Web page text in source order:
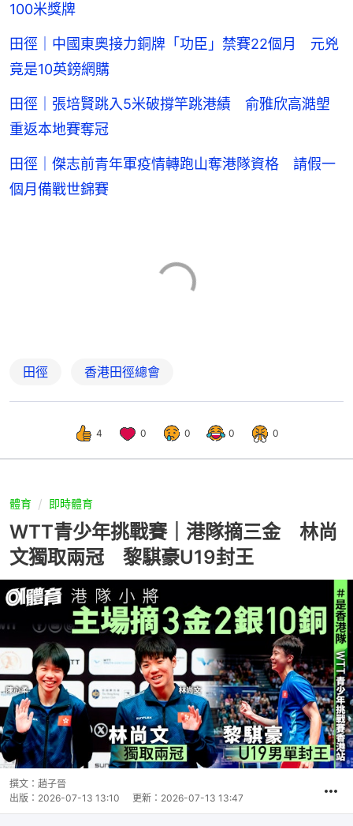
100米獎牌
田徑｜中國東奧接力銅牌「功臣」禁賽22個月 元兇
竟是10英鎊網購
田徑｜張培賢跳入5米破撐竿跳港績 俞雅欣高澔塱
重返本地賽奪冠
田徑｜傑志前青年軍疫情轉跑山奪港隊資格 請假一
個月備戰世錦賽
田徑 香港田徑總會
4 0 0 0 0
體育 即時體育
WTT青少年挑戰賽｜港隊摘三金 林尚
文獨取兩冠 黎騏豪U19封王
撰文： 趙子晉
出版： 2026-07-13 13:10 更新： 2026-07-13 13:47